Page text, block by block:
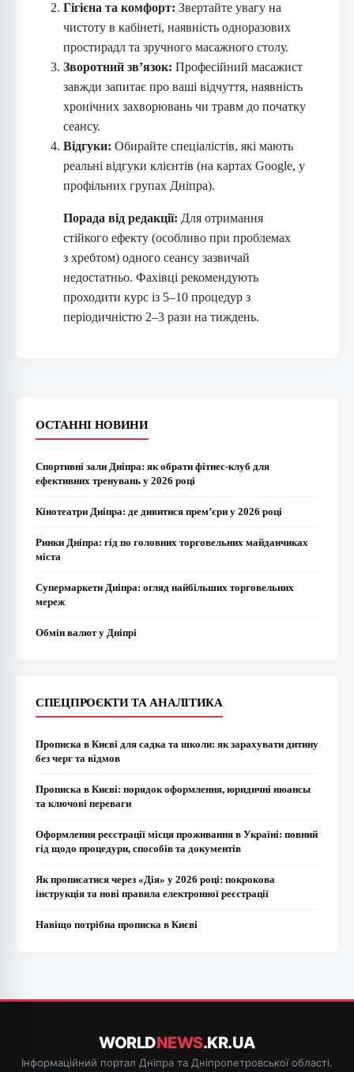
Гігієна та комфорт: Звертайте увагу на
чистоту в кабінеті, наявність одноразових
простирадл та зручного масажного столу.
Зворотний зв’язок: Професійний масажист
завжди запитає про ваші відчуття, наявність
хронічних захворювань чи травм до початку
сеансу.
Відгуки: Обирайте спеціалістів, які мають
реальні відгуки клієнтів (на картах Google, у
профільних групах Дніпра).
Порада від редакції: Для отримання
стійкого ефекту (особливо при проблемах
з хребтом) одного сеансу зазвичай
недостатньо. Фахівці рекомендують
проходити курс із 5–10 процедур з
періодичністю 2–3 рази на тиждень.
ОСТАННІ НОВИНИ
Спортивні зали Дніпра: як обрати фітнес-клуб для
ефективних тренувань у 2026 році
Кінотеатри Дніпра: де дивитися прем’єри у 2026 році
Ринки Дніпра: гід по головних торговельних майданчиках
міста
Супермаркети Дніпра: огляд найбільших торговельних
мереж
Обмін валют у Дніпрі
СПЕЦПРОЄКТИ ТА АНАЛІТИКА
Прописка в Києві для садка та школи: як зарахувати дитину
без черг та відмов
Прописка в Києві: порядок оформлення, юридичні нюансы
та ключові переваги
Оформлення реєстрації місця проживання в Україні: повний
гід щодо процедури, способів та документів
Як прописатися через «Дія» у 2026 році: покрокова
інструкція та нові правила електронної реєстрації
Навіщо потрібна прописка в Києві
WORLDNEWS.KR.UA
Інформаційний портал Дніпра та Дніпропетровської області.